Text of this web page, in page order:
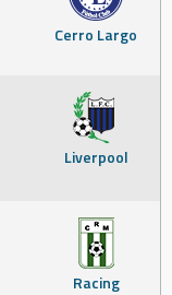
Cerro Largo
Liverpool
Racing